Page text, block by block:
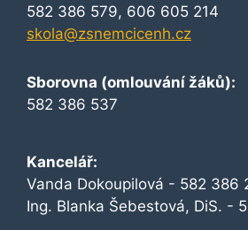
582 386 579, 606 605 214
skola@zsnemcicenh.cz
Sborovna (omlouvání žáků):
582 386 537
Kancelář:
Vanda Dokoupilová - 582 386
Ing. Blanka Šebestová, DiS. -